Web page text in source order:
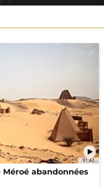
01:47
abandonnées